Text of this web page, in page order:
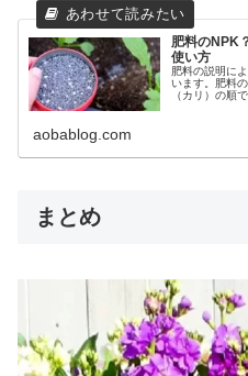
肥料のNPK
使い方
肥料の説明に
います。肥料
（カリ）の順
aobablog.com
まとめ